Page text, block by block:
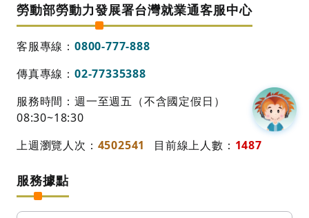
勞動部勞動力發展署台灣就業通客服中心
客服專線： 0800-777-888
傳真專線： 02-77335388
服務時間：週一至週五（不含國定假日）
08:30~18:30
上週瀏覽人次： 4502541 目前線上人數： 1487
服務據點